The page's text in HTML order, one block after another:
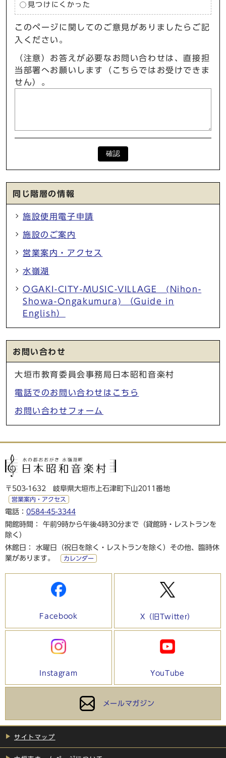
見つけにくかった
このページに関してのご意見がありましたらご記
入ください。
（注意）お答えが必要なお問い合わせは、直接担
当部署へお願いします（こちらではお受けできま
せん）。
確認
同じ階層の情報
施設使用電子申請
施設のご案内
営業案内・アクセス
水嶺湖
OGAKI-CITY-MUSIC-VILLAGE (Nihon-
Showa-Ongakumura) （Guide in
English）
お問い合わせ
大垣市教育委員会事務局日本昭和音楽村
電話でのお問い合わせはこちら
お問い合わせフォーム
〒503-1632 岐阜県大垣市上石津町下山2011番地
営業案内・アクセス
電話： 0584-45-3344
開館時間： 午前9時から午後4時30分まで（貸館時・レストランを
除く）
休館日： 水曜日（祝日を除く・レストランを除く）その他、臨時休
業があります。
カレンダー
Facebook X（旧Twitter）
Instagram YouTube
メールマガジン
サイトマップ